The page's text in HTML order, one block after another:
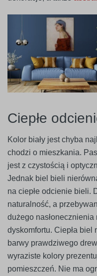
Ciepłe
Kolor biały jest chyba
chodzi o mieszkania.
jest z czystością i
Jednak biel bieli
na ciepłe odcienie bieli.
naturalność, a
dużego
dyskomfortu. Ciepła
barwy prawdziwego
wyraziste kolory
pomieszczeń. Nie ma